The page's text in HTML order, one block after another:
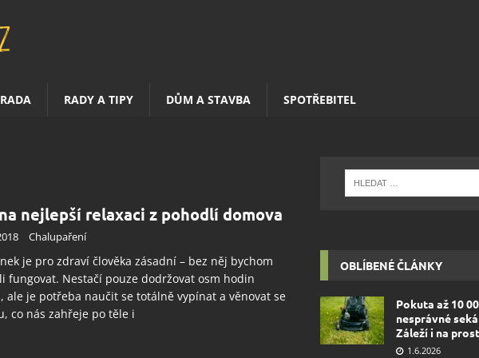
RADY A TIPY DŮM A STAVBA SPOTŘEBITEL
nejlepší relaxaci z pohodlí domova
Chalupaření
je pro zdraví člověka zásadní – bez něj bychom
fungovat. Nestačí pouze dodržovat osm hodin
ale je potřeba naučit se totálně vypínat a věnovat se
co nás zahřeje po těle i
OBLÍBENÉ ČLÁNKY
Pokuta až 10
nesprávné
Záleží i na
1.6.2026